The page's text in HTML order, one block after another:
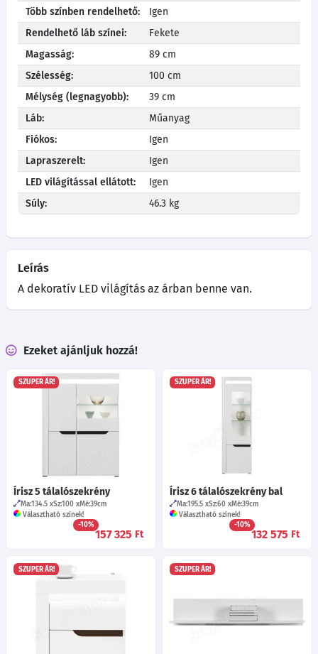
Több színben rendelhető:
Igen
Rendelhető láb színei:
Fekete
Magasság:
89 cm
Szélesség:
100 cm
Mélység (legnagyobb):
39 cm
Láb:
Műanyag
Fiókos:
Igen
Lapraszerelt:
Igen
LED világítással ellátott:
Igen
Súly:
46.3 kg
Leírás
A dekoratív LED világítás az árban benne van.
Ezeket ajánljuk hozzá!
SZUPER ÁR!
Írisz 5 tálalószekrény
Ma:134.5 Sz:100 Mé:39cm
Választható színek!
-10%
157 325 Ft
SZUPER ÁR!
Írisz 6 tálalószekrény bal
Ma:195.5 Sz:60 Mé:39cm
Választható színek!
-10%
132 575 Ft
SZUPER ÁR! SZUPER ÁR!